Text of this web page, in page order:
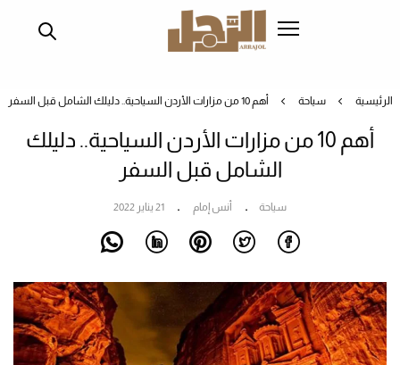
الرئيسية سياحة أهم 10 من مزارات الأردن السياحية.. دليلك الشامل قبل السفر
أهم 10 من مزارات الأردن السياحية.. دليلك
الشامل قبل السفر
سياحة أنس إمام 21 يناير 2022